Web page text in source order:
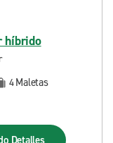
híbrido
4Maletas
Detalles